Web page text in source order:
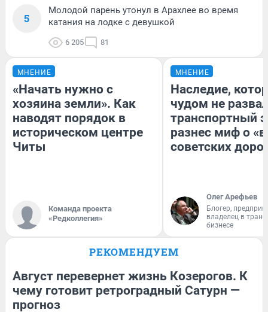
5
Молодой парень утонул в Арахлее во время
катания на лодке с девушкой
6 205 81
МНЕНИЕ
«Начать нужно с
хозяина земли». Как
наводят порядок в
историческом центре
Читы
Команда проекта
«Редколлегия»
МНЕНИЕ
Наследие,
чудом не
транспортный
разнес миф о
советских
Олег Арефьев
Блогер,
владелец в
бизнесе
РЕКОМЕНДУЕМ
Август перевернет жизнь Козерогов. К
чему готовит ретроградный Сатурн —
прогноз